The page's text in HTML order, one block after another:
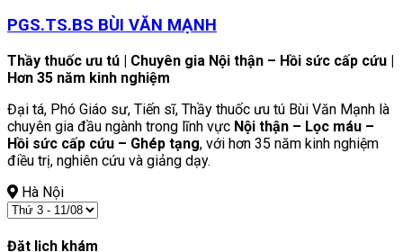
PGS.TS.BS BÙI VĂN MẠNH
Thầy thuốc ưu tú | Chuyên gia Nội thận – Hồi sức cấp cứu |
Hơn 35 năm kinh nghiệm
Đại tá, Phó Giáo sư, Tiến sĩ, Thầy thuốc ưu tú Bùi Văn Mạnh là
chuyên gia đầu ngành trong lĩnh vực Nội thận – Lọc máu –
Hồi sức cấp cứu – Ghép tạng, với hơn 35 năm kinh nghiệm
điều trị, nghiên cứu và giảng dạy.
Hà Nội
Đặt lịch khám